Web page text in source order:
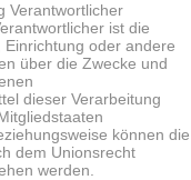
Verantwortlicher
ist die
oder andere
über die Zwecke und
dieser Verarbeitung
können die
dem Unionsrecht
werden.